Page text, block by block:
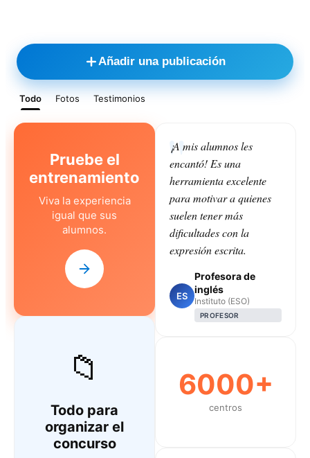
Añadir una publicación
Todo Fotos Testimonios
Pruebe el
entrenamiento
Viva la experiencia
igual que sus
alumnos.
📁
Todo para
organizar el
concurso
¡A mis alumnos les
encantó! Es una
herramienta excelente
para motivar a quienes
suelen tener más
dificultades con la
expresión escrita.
ES
Profesora de
inglés
Instituto (ESO)
PROFESOR
6000+
centros